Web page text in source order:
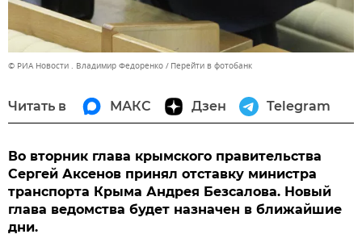
© РИА Новости . Владимир Федоренко Перейти в фотобанк
Читать в МАКС Дзен Telegram
Во вторник глава крымского правительства
Сергей Аксенов принял отставку министра
транспорта Крыма Андрея Безсалова. Новый
глава ведомства будет назначен в ближайшие
дни.